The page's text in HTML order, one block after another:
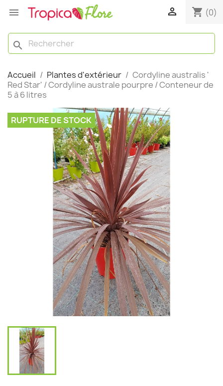
  shopping_cart (0)
search
Accueil Plantes d'extérieur
Cordyline australis '
Red Star' / Cordyline australe pourpre / Conteneur de
5 à 6 litres
RUPTURE DE STOCK